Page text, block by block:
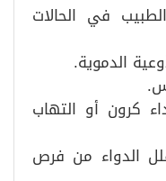
في الحالات
الدموية.
كرون أو التهاب
الدواء من فرص